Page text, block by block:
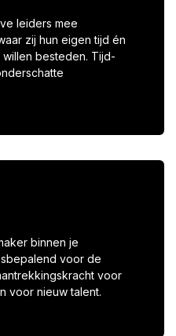
leiders mee
zij hun eigen tijd én
willen besteden. Tijd-
binnen je
voor de
voor
voor nieuw talent.